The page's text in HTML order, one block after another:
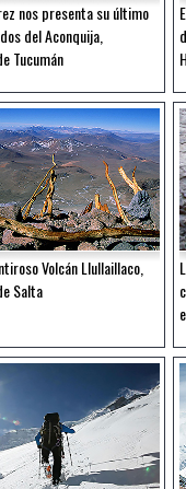
nos presenta su último
del Aconquija,
Tucumán
Volcán Llullaillaco,
Salta